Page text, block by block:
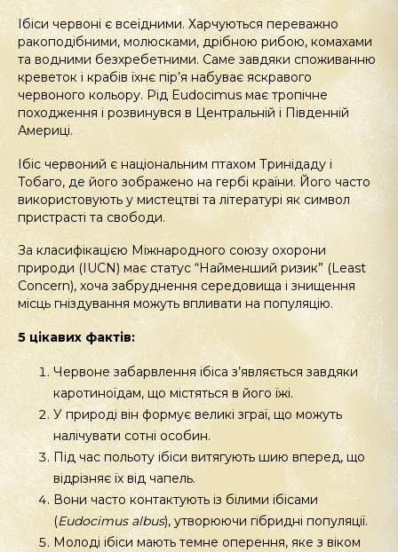
Ібіси червоні є всеїдними. Харчуються переважно
ракоподібними, молюсками, дрібною рибою, комахами
та водними безхребетними. Саме завдяки споживанню
креветок і крабів їхнє пір’я набуває яскравого
червоного кольору. Рід Eudocimus має тропічне
походження і розвинувся в Центральній і Південній
Америці.
Ібіс червоний є національним птахом Тринідаду і
Тобаго, де його зображено на гербі країни. Його часто
використовують у мистецтві та літературі як символ
пристрасті та свободи.
За класифікацією Міжнародного союзу охорони
природи (IUCN) має статус “Найменший ризик” (Least
Concern), хоча забруднення середовища і знищення
місць гніздування можуть впливати на популяцію.
5 цікавих фактів:
Червоне забарвлення ібіса з’являється завдяки
каротиноїдам, що містяться в його їжі.
У природі він формує великі зграї, що можуть
налічувати сотні особин.
Під час польоту ібіси витягують шию вперед, що
відрізняє їх від чапель.
Вони часто контактують із білими ібісами
(Eudocimus albus), утворюючи гібридні популяції.
Молоді ібіси мають темне оперення, яке з віком